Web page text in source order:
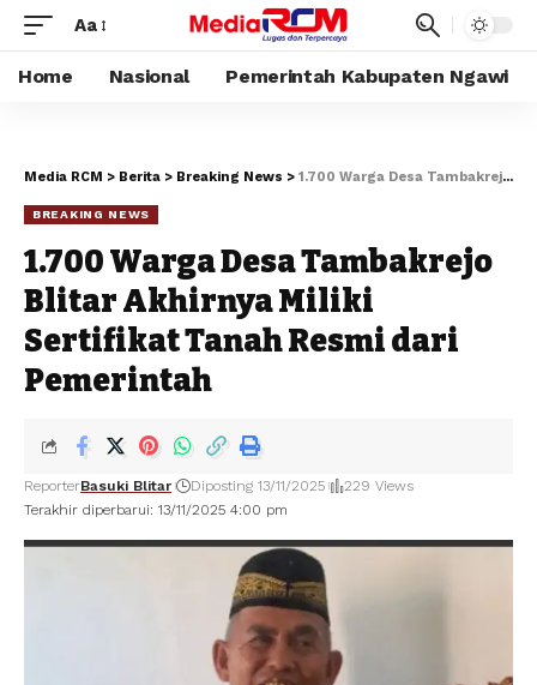
Aa
Home Nasional Pemerintah Kabupaten Ngawi
Media RCM > Berita > Breaking News > 1.700 Warga Desa Tambakrejo Blitar Akhirnya Miliki Sertifikat Tanah Resmi dari Pemerintah
BREAKING NEWS
1.700 Warga Desa Tambakrejo
Blitar Akhirnya Miliki
Sertifikat Tanah Resmi dari
Pemerintah
Terakhir diperbarui: 13/11/2025 4:00 pm
ReporterBasuki Blitar Diposting 13/11/2025 229 Views